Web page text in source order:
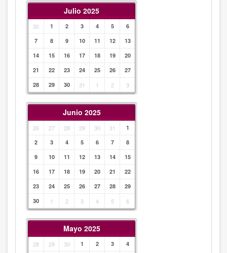
Julio 2025
30 1 2 3 4 5
6
7
8 9 10 11 12
13
14
15 16 17 18 19
20
21
22 23 24 25 26
27
28
29 30 31 1 2 3
Junio 2025
26 27 28 29 30 31
1
2
3 4 5 6 7
8
9
10 11 12 13 14
15
16
17 18 19 20 21
22
23
24 25 26 27 28
29
30
1 2 3 4 5 6
Mayo 2025
28 29 30 1 2 3 4